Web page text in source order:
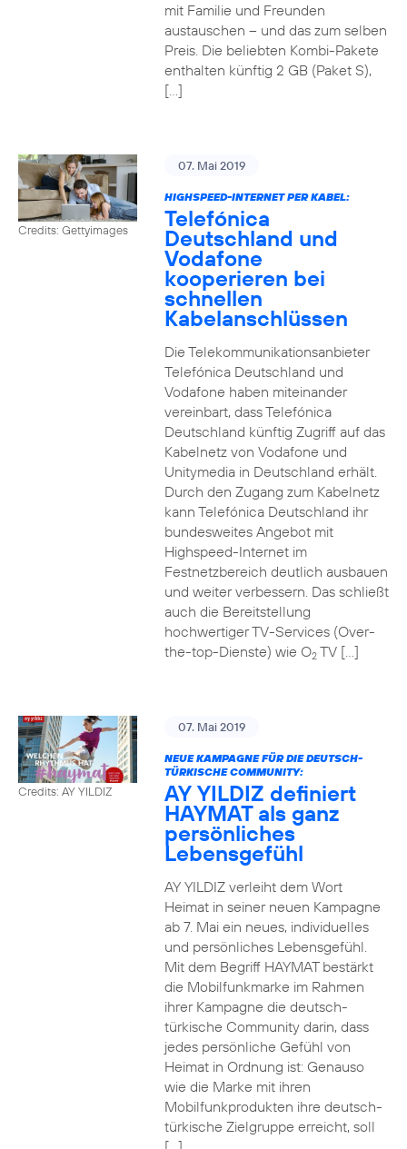
mit Familie und Freunden
austauschen – und das zum selben
Preis. Die beliebten Kombi-Pakete
enthalten künftig 2 GB (Paket S),
[…]
Credits: Gettyimages
07. Mai 2019
HIGHSPEED-INTERNET PER KABEL:
Telefónica
Deutschland und
Vodafone
kooperieren bei
schnellen
Kabelanschlüssen
Die Telekommunikationsanbieter
Telefónica Deutschland und
Vodafone haben miteinander
vereinbart, dass Telefónica
Deutschland künftig Zugriff auf das
Kabelnetz von Vodafone und
Unitymedia in Deutschland erhält.
Durch den Zugang zum Kabelnetz
kann Telefónica Deutschland ihr
bundesweites Angebot mit
Highspeed-Internet im
Festnetzbereich deutlich ausbauen
und weiter verbessern. Das schließt
auch die Bereitstellung
hochwertiger TV-Services (Over-
the-top-Dienste) wie O2TV […]
Credits: AY YILDIZ
07. Mai 2019
NEUE KAMPAGNE FÜR DIE DEUTSCH-
TÜRKISCHE COMMUNITY:
AY YILDIZ definiert
HAYMAT als ganz
persönliches
Lebensgefühl
AY YILDIZ verleiht dem Wort
Heimat in seiner neuen Kampagne
ab 7. Mai ein neues, individuelles
und persönliches Lebensgefühl.
Mit dem Begriff HAYMAT bestärkt
die Mobilfunkmarke im Rahmen
ihrer Kampagne die deutsch-
türkische Community darin, dass
jedes persönliche Gefühl von
Heimat in Ordnung ist: Genauso
wie die Marke mit ihren
Mobilfunkprodukten ihre deutsch-
türkische Zielgruppe erreicht, soll